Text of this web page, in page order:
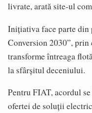
livrate, arată site-ul
Inițiativa face parte
Conversion 2030”, prin
transforme întreaga
la sfârșitul deceniului.
Pentru FIAT, acordul
ofertei de soluții